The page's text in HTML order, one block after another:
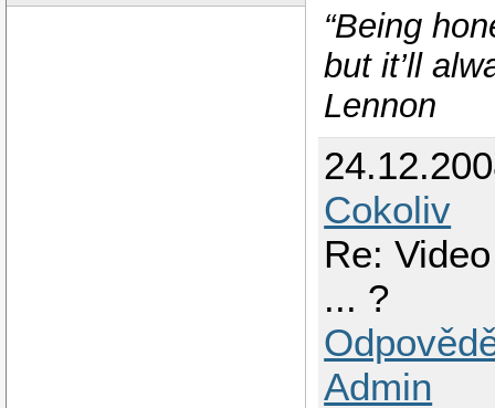
“Being
but it’ll
Lennon
Cokoliv
Re:
... ?
Admin